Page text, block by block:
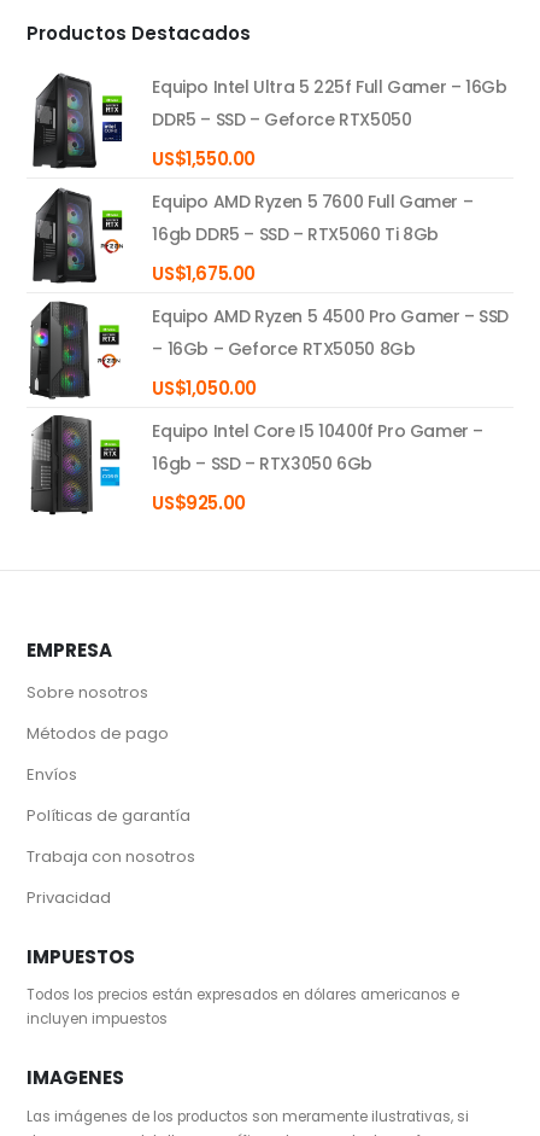
Productos Destacados
Equipo Intel Ultra 5 225f Full Gamer – 16Gb
DDR5 – SSD – Geforce RTX5050
US$1,550.00
Equipo AMD Ryzen 5 7600 Full Gamer –
16gb DDR5 – SSD – RTX5060 Ti 8Gb
US$1,675.00
Equipo AMD Ryzen 5 4500 Pro Gamer – SSD
– 16Gb – Geforce RTX5050 8Gb
US$1,050.00
Equipo Intel Core I5 10400f Pro Gamer –
16gb – SSD – RTX3050 6Gb
US$925.00
EMPRESA
Sobre nosotros
Métodos de pago
Envíos
Políticas de garantía
Trabaja con nosotros
Privacidad
IMPUESTOS
Todos los precios están expresados en dólares americanos e
incluyen impuestos
IMAGENES
Las imágenes de los productos son meramente ilustrativas, si